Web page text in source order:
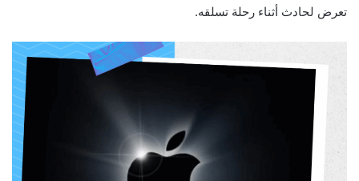
تعرض لحادث أثناء رحلة تسلقه.